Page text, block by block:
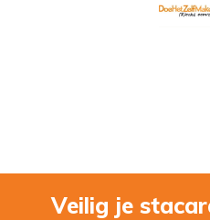
Veilig je